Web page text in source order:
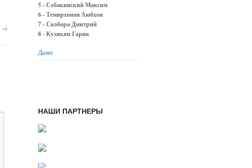
→
5 - Собакинский Максим
6 - Темирхонов Аюбхон
7 - Скобора Дмитрий
8 - Кузикян Гарик
Далее
НАШИ ПАРТНЕРЫ